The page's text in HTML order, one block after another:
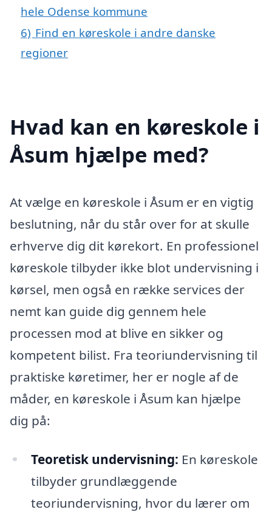
hele Odense kommune
6) Find en køreskole i andre danske
regioner
Hvad kan en køreskole i
Åsum hjælpe med?
At vælge en køreskole i Åsum er en vigtig
beslutning, når du står over for at skulle
erhverve dig dit kørekort. En professionel
køreskole tilbyder ikke blot undervisning i
kørsel, men også en række services der
nemt kan guide dig gennem hele
processen mod at blive en sikker og
kompetent bilist. Fra teoriundervisning til
praktiske køretimer, her er nogle af de
måder, en køreskole i Åsum kan hjælpe
dig på:
Teoretisk undervisning: En køreskole
tilbyder grundlæggende
teoriundervisning, hvor du lærer om